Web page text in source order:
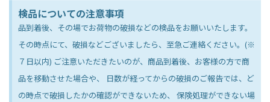
検品についての注意事項
品到着後、その場でお荷物の破損などの検品をお願いいたします。
その時点にて、破損などございましたら、至急ご連絡ください。(※
７日以内) ご注意いただきたいのが、商品到着後、お客様の方で商
品を移動させた場合や、 日数が経ってからの破損のご報告では、ど
の時点で破損したかの確認ができないため、 保険処理ができない場